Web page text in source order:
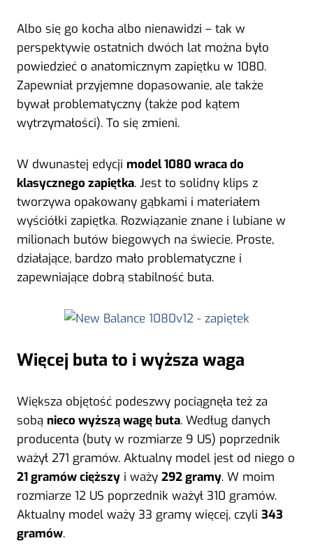
Albo się go kocha albo nienawidzi – tak w
perspektywie ostatnich dwóch lat można było
powiedzieć o anatomicznym zapiętku w 1080.
Zapewniał przyjemne dopasowanie, ale także
bywał problematyczny (także pod kątem
wytrzymałości). To się zmieni.
W dwunastej edycji model 1080 wraca do
klasycznego zapiętka. Jest to solidny klips z
tworzywa opakowany gąbkami i materiałem
wyściółki zapiętka. Rozwiązanie znane i lubiane w
milionach butów biegowych na świecie. Proste,
działające, bardzo mało problematyczne i
zapewniające dobrą stabilność buta.
Więcej buta to i wyższa waga
Większa objętość podeszwy pociągnęła też za
sobą nieco wyższą wagę buta. Według danych
producenta (buty w rozmiarze 9 US) poprzednik
ważył 271 gramów. Aktualny model jest od niego o
21 gramów cięższy i waży 292 gramy. W moim
rozmiarze 12 US poprzednik ważył 310 gramów.
Aktualny model waży 33 gramy więcej, czyli 343
gramów.